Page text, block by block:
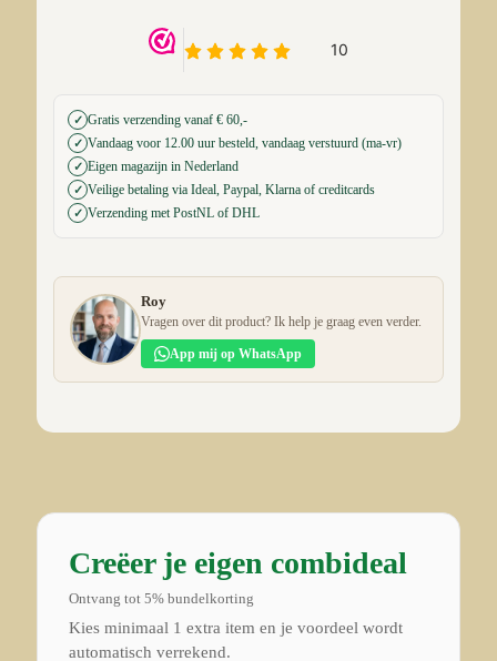
✓ Gratis verzending vanaf € 60,-
✓ Vandaag voor 12.00 uur besteld, vandaag verstuurd (ma-vr)
✓ Eigen magazijn in Nederland
✓ Veilige betaling via Ideal, Paypal, Klarna of creditcards
✓ Verzending met PostNL of DHL
Roy
Vragen over dit product? Ik help je graag even verder.
App mij op WhatsApp
Creëer je eigen combideal
Ontvang tot 5% bundelkorting
Kies minimaal 1 extra item en je voordeel wordt
automatisch verrekend.